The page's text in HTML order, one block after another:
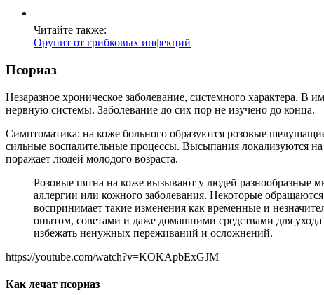
Читайте также:
Орунит от грибковых инфекций
Псориаз
Незаразное хроническое заболевание, системного характера.
нервную системы. Заболевание до сих пор не изучено до конца.
Симптоматика: на коже больного образуются розовые
сильные воспалительные процессы. Высыпания локализуются
поражает людей молодого возраста.
Розовые пятна на коже вызывают у людей разнообразные
аллергии или кожного заболевания. Некоторые
воспринимает такие изменения как временные и
опытом, советами и даже домашними средствами для
избежать ненужных переживаний и осложнений.
https://youtube.com/watch?v=KOKApbExGJM
Как лечат псориаз